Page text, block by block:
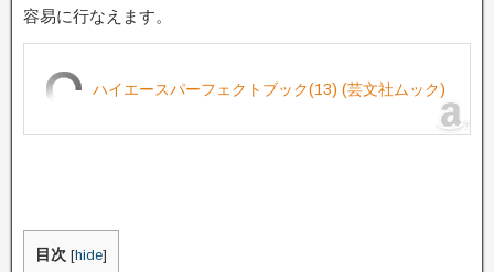
容易に行なえます。
ハイエースパーフェクトブック(13) (芸文社ムック)
目次 [hide]